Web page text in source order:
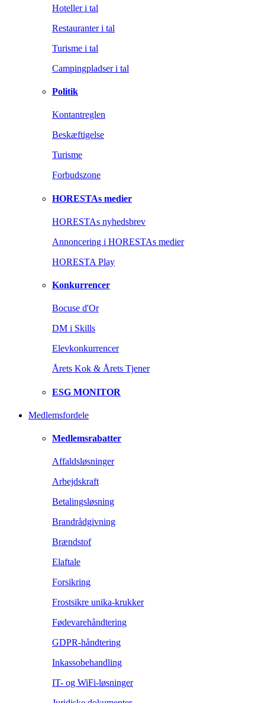
Hoteller i tal
Restauranter i tal
Turisme i tal
Campingpladser i tal
Politik
Kontantreglen
Beskæftigelse
Turisme
Forbudszone
HORESTAs medier
HORESTAs nyhedsbrev
Annoncering i HORESTAs medier
HORESTA Play
Konkurrencer
Bocuse d'Or
DM i Skills
Elevkonkurrencer
Årets Kok & Årets Tjener
ESG MONITOR
Medlemsfordele
Medlemsrabatter
Affaldsløsninger
Arbejdskraft
Betalingsløsning
Brandrådgivning
Brændstof
Elaftale
Forsikring
Frostsikre unika-krukker
Fødevarehåndtering
GDPR-håndtering
Inkassobehandling
IT- og WiFi-løsninger